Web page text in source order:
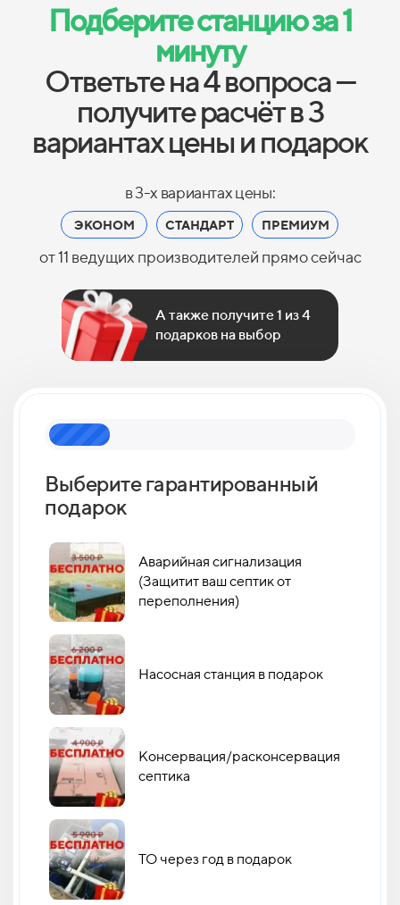
Подберите станцию за 1
минуту
Ответьте на 4 вопроса —
получите расчёт в 3
вариантах цены и подарок
в 3-х вариантах цены:
ЭКОНОМ СТАНДАРТ ПРЕМИУМ
от 11 ведущих производителей прямо сейчас
А также получите 1 из 4
подарков на выбор
Выберите гарантированный
подарок
Аварийная сигнализация
(Защитит ваш септик от
переполнения)
Насосная станция в подарок
Консервация/расконсервация
септика
ТО через год в подарок